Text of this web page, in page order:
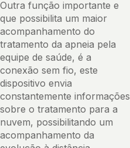
Outra função importante e
que possibilita um maior
acompanhamento do
tratamento da apneia pela
equipe de saúde, é a
conexão sem fio, este
dispositivo envia
constantemente informações
sobre o tratamento para a
nuvem, possibilitando um
acompanhamento da